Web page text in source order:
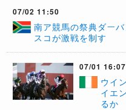
07/02 11:50
南ア競馬の祭典ダー
スコが激戦を制す
07/01 16:07
ウイ
イエ
るか